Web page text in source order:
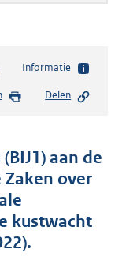
Informatie
Delen
aan de
over
kustwacht